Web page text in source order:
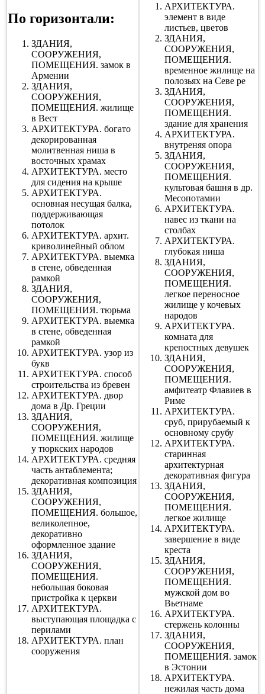
По горизонтали:
ЗДАНИЯ,
СООРУЖЕНИЯ,
ПОМЕЩЕНИЯ. замок в
Армении
ЗДАНИЯ,
СООРУЖЕНИЯ,
ПОМЕЩЕНИЯ. жилище
в Вест
АРХИТЕКТУРА. богато
декорированная
молитвенная ниша в
восточных храмах
АРХИТЕКТУРА. место
для сидения на крыше
АРХИТЕКТУРА.
основная несущая балка,
поддерживающая
потолок
АРХИТЕКТУРА. архит.
криволинейный облом
АРХИТЕКТУРА. выемка
в стене, обведенная
рамкой
ЗДАНИЯ,
СООРУЖЕНИЯ,
ПОМЕЩЕНИЯ. тюрьма
АРХИТЕКТУРА. выемка
в стене, обведенная
рамкой
АРХИТЕКТУРА. узор из
букв
АРХИТЕКТУРА. способ
строительства из бревен
АРХИТЕКТУРА. двор
дома в Др. Греции
ЗДАНИЯ,
СООРУЖЕНИЯ,
ПОМЕЩЕНИЯ. жилище
у тюркских народов
АРХИТЕКТУРА. средняя
часть антаблемента;
декоративная композиция
ЗДАНИЯ,
СООРУЖЕНИЯ,
ПОМЕЩЕНИЯ. большое,
великолепное,
декоративно
оформленное здание
ЗДАНИЯ,
СООРУЖЕНИЯ,
ПОМЕЩЕНИЯ.
небольшая боковая
пристройка к церкви
АРХИТЕКТУРА.
выступающая площадка с
перилами
АРХИТЕКТУРА. план
сооружения
АРХИТЕКТУРА.
элемент в виде
листьев, цветов
ЗДАНИЯ,
СООРУЖЕНИЯ,
ПОМЕЩЕНИЯ.
временное жилище на
полозьях на Севе ре
ЗДАНИЯ,
СООРУЖЕНИЯ,
ПОМЕЩЕНИЯ.
здание для хранения
АРХИТЕКТУРА.
внутреняя опора
ЗДАНИЯ,
СООРУЖЕНИЯ,
ПОМЕЩЕНИЯ.
культовая башня в др.
Месопотамии
АРХИТЕКТУРА.
навес из ткани на
столбах
АРХИТЕКТУРА.
глубокая ниша
ЗДАНИЯ,
СООРУЖЕНИЯ,
ПОМЕЩЕНИЯ.
легкое переносное
жилище у кочевых
народов
АРХИТЕКТУРА.
комната для
крепостных девушек
ЗДАНИЯ,
СООРУЖЕНИЯ,
ПОМЕЩЕНИЯ.
амфитеатр Флавиев в
Риме
АРХИТЕКТУРА.
сруб, прирубаемый к
основному срубу
АРХИТЕКТУРА.
старинная
архитектурная
декоративная фигура
ЗДАНИЯ,
СООРУЖЕНИЯ,
ПОМЕЩЕНИЯ.
легкое жилище
АРХИТЕКТУРА.
завершение в виде
креста
ЗДАНИЯ,
СООРУЖЕНИЯ,
ПОМЕЩЕНИЯ.
мужской дом во
Вьетнаме
АРХИТЕКТУРА.
стержень колонны
ЗДАНИЯ,
СООРУЖЕНИЯ,
ПОМЕЩЕНИЯ. замок
в Эстонии
АРХИТЕКТУРА.
нежилая часть дома